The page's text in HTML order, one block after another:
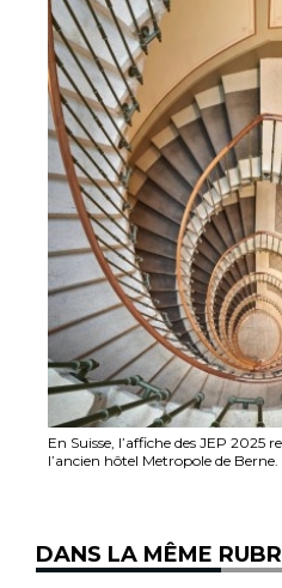
En Suisse, l’affiche des JEP 2025
l’ancien hôtel Metropole de
DANS LA MÊME